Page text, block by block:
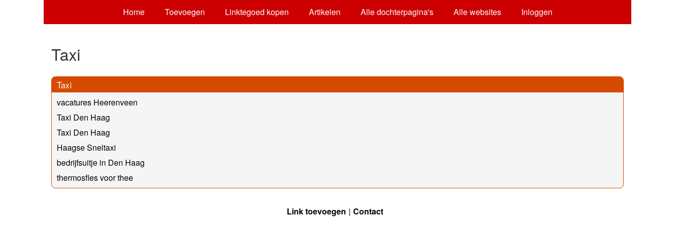
Home Toevoegen Linktegoed kopen Artikelen Alle dochterpagina's Alle websites Inloggen
Taxi
Taxi
vacatures Heerenveen
Taxi Den Haag
Taxi Den Haag
Haagse Sneltaxi
bedrijfsuitje in Den Haag
thermosfles voor thee
Link toevoegen Contact